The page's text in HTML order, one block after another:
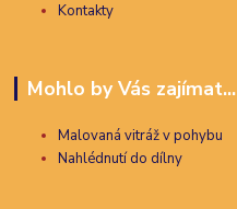
Kontakty
Mohlo by Vás zajímat...
Malovaná vitráž v pohybu
Nahlédnutí do dílny